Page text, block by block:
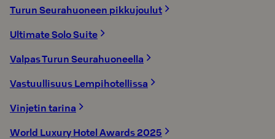
Turun Seurahuoneen pikkujoulut
Ultimate Solo Suite
Valpas Turun Seurahuoneella
Vastuullisuus Lempihotellissa
Vinjetin tarina
World Luxury Hotel Awards 2025